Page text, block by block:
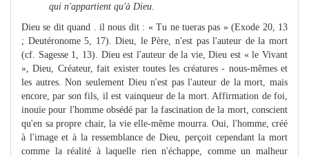
qui n'appartient qu'à Dieu.
Dieu se dit quand . il nous dit : « Tu ne tueras pas » (Exode 20, 13
; Deutéronome 5, 17). Dieu, le Père, n'est pas l'auteur de la mort
(cf. Sagesse 1, 13). Dieu est l'auteur de la vie, Dieu est « le Vivant
», Dieu, Créateur, fait exister toutes les créatures - nous-mêmes et
les autres. Non seulement Dieu n'est pas l'auteur de la mort, mais
encore, par son fils, il est vainqueur de la mort. Affirmation de foi,
inouïe pour l'homme obsédé par la fascination de la mort, conscient
qu'en sa propre chair, la vie elle-même mourra. Oui, l'homme, créé
à l'image et à la ressemblance de Dieu, perçoit cependant la mort
comme la réalité à laquelle rien n'échappe, comme un malheur